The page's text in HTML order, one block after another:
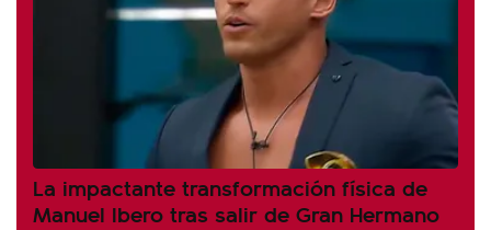
La impactante transformación física de
Manuel Ibero tras salir de Gran Hermano